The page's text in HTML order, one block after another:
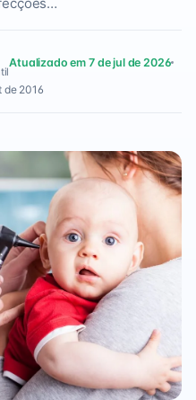
Atualizado em 7 de jul de 2026
de 2016